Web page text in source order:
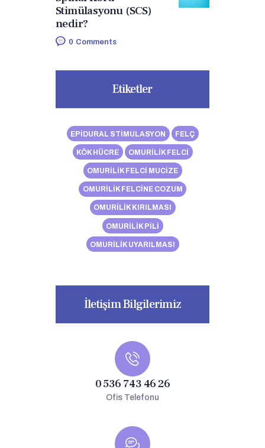
Stimülasyonu (SCS)
nedir?
0 Comments
Etiketler
EPIDURAL STIMULASYON FELÇ
KÖK HÜCRE OMURILIK FELCI
OMURILIK FELCI MUCIZE
OMURILIK FELCINE COZUM
OMURILIK KIRILMASI
OMURILIK PILI
OMURILIK UYARILMASI
İletişim Bilgilerimiz
0 536 743 46 26
Ofis Telefonu